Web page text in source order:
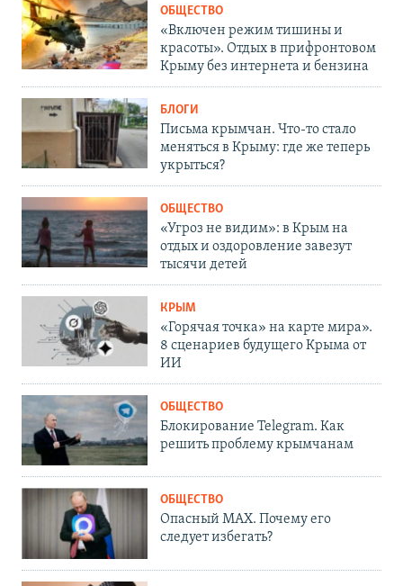
ОБЩЕСТВО
«Включен режим тишины и
красоты». Отдых в прифронтовом
Крыму без интернета и бензина
БЛОГИ
Письма крымчан. Что-то стало
меняться в Крыму: где же теперь
укрыться?
ОБЩЕСТВО
«Угроз не видим»: в Крым на
отдых и оздоровление завезут
тысячи детей
КРЫМ
«Горячая точка» на карте мира».
8 сценариев будущего Крыма от
ИИ
ОБЩЕСТВО
Блокирование Telegram. Как
решить проблему крымчанам
ОБЩЕСТВО
Опасный MAX. Почему его
следует избегать?